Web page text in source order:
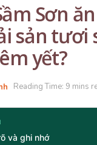
Sơn
sản tươi
yết?
Reading Time: 9 mins
và ghi nhớ